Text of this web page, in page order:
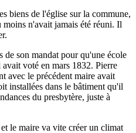
biens de l'église sur la commune,
moins n'avait jamais été réuni. Il
de son mandat pour qu'une école
voté en mars 1832. Pierre
avec le précédent maire avait
installées dans le bâtiment qu'il
du presbytère, juste à
le maire va vite créer un climat